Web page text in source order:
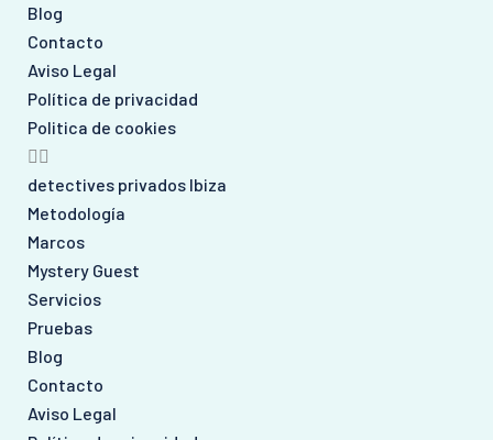
Blog
Contacto
Aviso Legal
Política de privacidad
Politica de cookies
detectives privados Ibiza
Metodología
Marcos
Mystery Guest
Servicios
Pruebas
Blog
Contacto
Aviso Legal